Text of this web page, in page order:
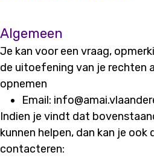
Algemeen
Je kan voor een vraag,
de uitoefening van je rechten
opnemen
Email:
Indien je vindt dat
kunnen helpen, dan kan je ook
contacteren: